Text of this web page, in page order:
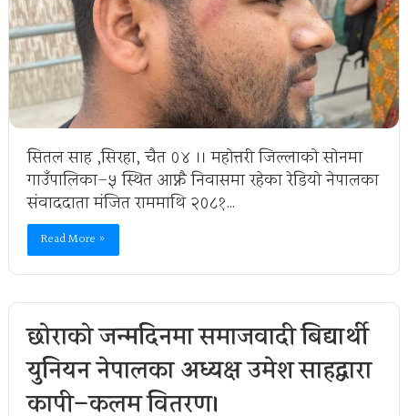
सितल साह ,सिरहा, चैत ०४ ।। महोत्तरी जिल्लाको सोनमा
गाउँपालिका–५ स्थित आफ्नै निवासमा रहेका रेडियो नेपालका
संवाददाता मंजित राममाथि २०८१…
Read More »
छोराको जन्मदिनमा समाजवादी बिद्यार्थी
युनियन नेपालका अध्यक्ष उमेश साहद्वारा
कापी–कलम वितरण।